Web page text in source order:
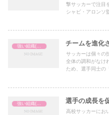
撃サッカーで注目
シャビ・アロンソ
チームを進化
サッカーは個々の
全体の調和がなけ
ため、選手同士の
選手の成長を
高校サッカーにお